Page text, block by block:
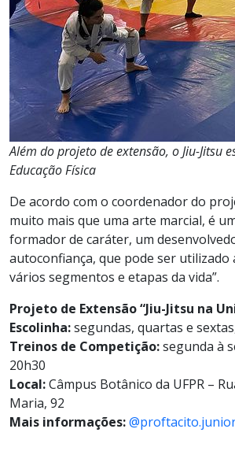
Além do projeto de extensão, o Jiu-Jitsu
Educação Física
De acordo com o coordenador do
muito mais que uma arte marcial, é
formador de caráter, um
autoconfiança, que pode ser utilizado
vários segmentos e etapas da vida”.
Projeto de Extensão “Jiu-Jitsu na
Escolinha:segundas, quartas e
Treinos de Competição:segunda à
20h30
Local:Câmpus Botânico da UFPR –
Maria, 92
Mais informações: